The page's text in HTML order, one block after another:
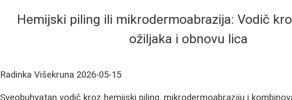
Hemijski piling ili mikrodermoabrazija: Vodič
ožiljaka i obnovu lica
Radinka Višekruna 2026-05-15
Sveobuhvatan vodič kroz hemijski piling, mikrodermoabraziju i